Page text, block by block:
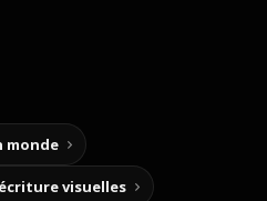
monde
visuelles